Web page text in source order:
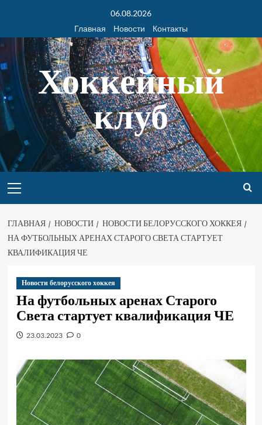
06.08.2026
Главная
Новости Контакты
Хоккейный
клуб
ГЛАВНАЯ НОВОСТИ
НОВОСТИ БЕЛОРУССКОГО ХОККЕЯ
НА ФУТБОЛЬНЫХ АРЕНАХ СТАРОГО СВЕТА СТАРТУЕТ
КВАЛИФИКАЦИЯ ЧЕ
Новости белорусского хоккея
На футбольных аренах Старого
Света стартует квалификация ЧЕ
23.03.2023 0